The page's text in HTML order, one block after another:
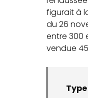
figurait à
du 26
entre 300
vendue
Type